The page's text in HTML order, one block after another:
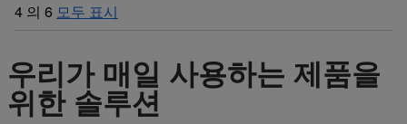
4 의 6 모두 표시
우리가 매일 사용하는 제품을
위한 솔루션